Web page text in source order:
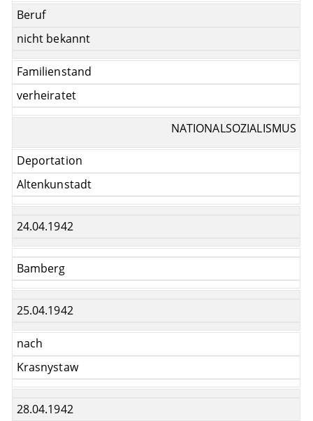
Beruf
nicht bekannt
Familienstand
verheiratet
NATIONALSOZIALISMUS
Deportation
Altenkunstadt
24.04.1942
Bamberg
25.04.1942
nach
Krasnystaw
28.04.1942